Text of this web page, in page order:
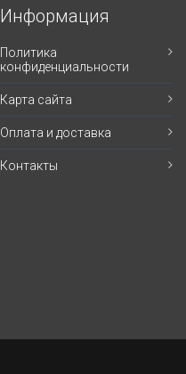
Информация
Политика
конфиденциальности
Карта сайта
Оплата и доставка
Контакты